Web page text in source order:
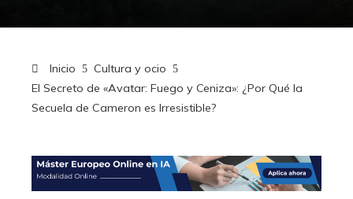
Inicio
Cultura y ocio
El Secreto de «Avatar: Fuego y Ceniza»: ¿Por Qué la
Secuela de Cameron es Irresistible?